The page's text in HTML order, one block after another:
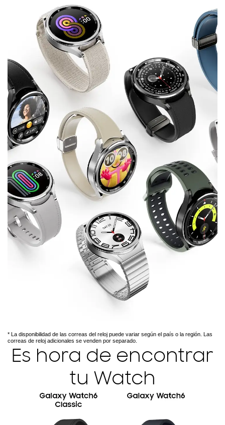
* La disponibilidad de las correas del reloj puede variar según el país o la región. Las
correas de reloj adicionales se venden por separado.
Es hora de encontrar
tu Watch